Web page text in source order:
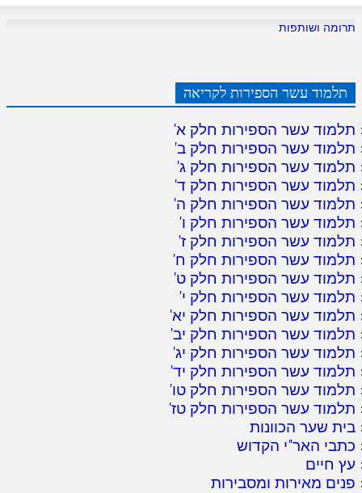
תרומה ושותפות
תלמוד עשר הספירות לקריאה
תלמוד עשר הספירות חלק א'
תלמוד עשר הספירות חלק ב'
תלמוד עשר הספירות חלק ג'
תלמוד עשר הספירות חלק ד'
תלמוד עשר הספירות חלק ה'
תלמוד עשר הספירות חלק ו'
תלמוד עשר הספירות חלק ז'
תלמוד עשר הספירות חלק ח'
תלמוד עשר הספירות חלק ט'
תלמוד עשר הספירות חלק י'
תלמוד עשר הספירות חלק יא'
תלמוד עשר הספירות חלק יב'
תלמוד עשר הספירות חלק יג'
תלמוד עשר הספירות חלק יד'
תלמוד עשר הספירות חלק טו'
תלמוד עשר הספירות חלק טז'
בית שער הכוונות
כתבי האר"י הקדוש
עץ חיים
פנים מאירות ומסבירות